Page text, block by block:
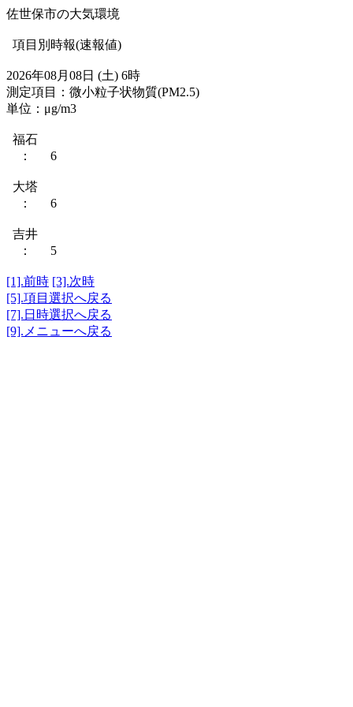
佐世保市の大気環境
項目別時報(速報値)
2026年08月08日 (土) 6時
測定項目：微小粒子状物質(PM2.5)
単位：μg/m3
福石
： 6
大塔
： 6
吉井
： 5
[1].前時 [3].次時
[5].項目選択へ戻る
[7].日時選択へ戻る
[9].メニューへ戻る